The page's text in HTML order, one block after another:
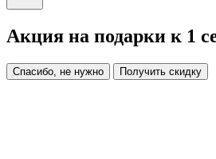
Акция на подарки к 1
Спасибо, не нужно Получить скидку